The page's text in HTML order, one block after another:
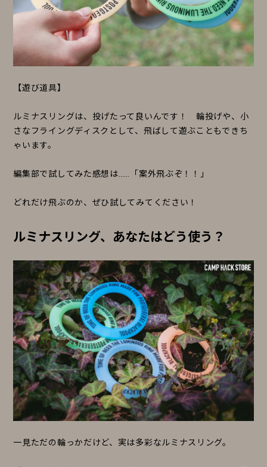
【遊び道具】
ルミナスリングは、投げたって良いんです！ 輪投げや、小
さなフライングディスクとして、飛ばして遊ぶこともできち
ゃいます。
編集部で試してみた感想は……「案外飛ぶぞ！！」
どれだけ飛ぶのか、ぜひ試してみてください！
ルミナスリング、あなたはどう使う？
一見ただの輪っかだけど、実は多彩なルミナスリング。